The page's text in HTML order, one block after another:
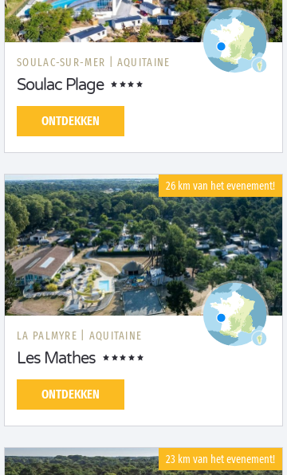
SOULAC-SUR-MER | AQUITAINE
Soulac Plage
ONTDEKKEN
26 km van het evenement!
LA PALMYRE | AQUITAINE
Les Mathes
ONTDEKKEN
23 km van het evenement!